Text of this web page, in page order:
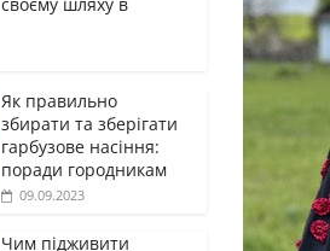
Як правильно
збирати та зберігати
гарбузове насіння:
поради городникам
09.09.2023
Чим підживити